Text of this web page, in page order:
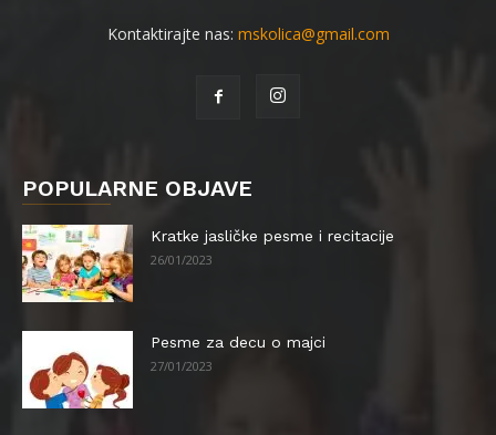
Kontaktirajte nas: mskolica@gmail.com
POPULARNE OBJAVE
Kratke jasličke pesme i recitacije
26/01/2023
Pesme za decu o majci
27/01/2023